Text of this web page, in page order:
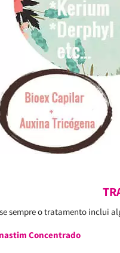
sempre o tratamento inclui
Concentrado